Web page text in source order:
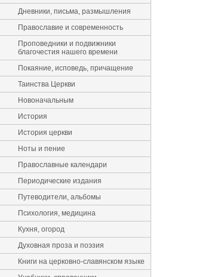
Дневники, письма, размышления
Православие и современность
Проповедники и подвижники
благочестия нашего времени
Покаяние, исповедь, причащение
Таинства Церкви
Новоначальным
История
История церкви
Ноты и пение
Православные календари
Периодические издания
Путеводители, альбомы
Психология, медицина
Кухня, огород
Духовная проза и поэзия
Книги на церковно-славянском языке